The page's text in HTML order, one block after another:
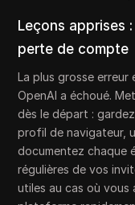
Leçons apprises
perte de compte
La plus grosse
OpenAI a échoué.
dès le départ :
profil de navigateur,
documentez chaque
régulières de vos
utiles au cas où vous